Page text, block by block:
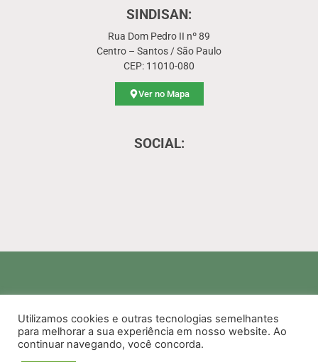
SINDISAN:
Rua Dom Pedro II nº 89
Centro – Santos / São Paulo
CEP: 11010-080
Ver no Mapa
SOCIAL:
2026 - Todos os Direitos Reservados
Utilizamos cookies e outras tecnologias semelhantes
para melhorar a sua experiência em nosso website. Ao
continuar navegando, você concorda.